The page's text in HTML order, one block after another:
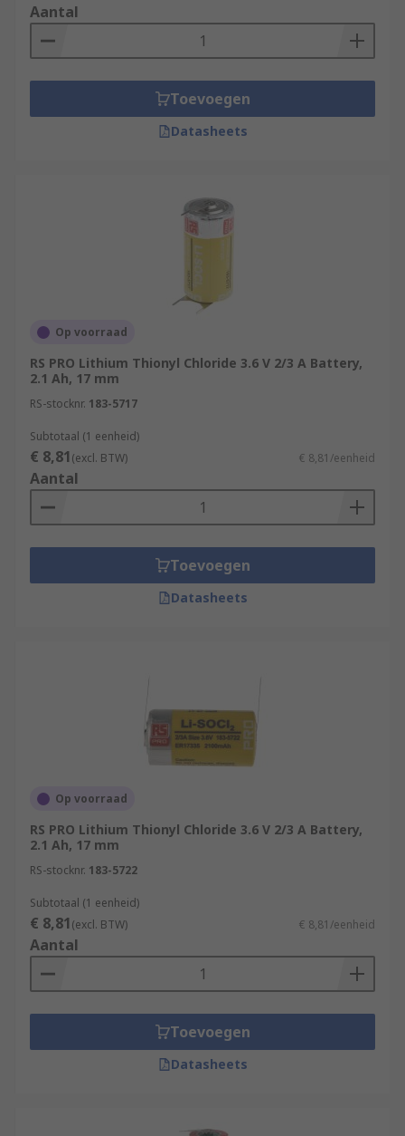
Aantal
Toevoegen
Datasheets
Op voorraad
RS PRO Lithium Thionyl Chloride 3.6 V 2/3 A Battery,
2.1 Ah, 17 mm
RS-stocknr. 183-5717
Subtotaal (1 eenheid)
€ 8,81(excl. BTW) € 8,81/eenheid
Aantal
Toevoegen
Datasheets
Op voorraad
RS PRO Lithium Thionyl Chloride 3.6 V 2/3 A Battery,
2.1 Ah, 17 mm
RS-stocknr. 183-5722
Subtotaal (1 eenheid)
€ 8,81(excl. BTW) € 8,81/eenheid
Aantal
Toevoegen
Datasheets